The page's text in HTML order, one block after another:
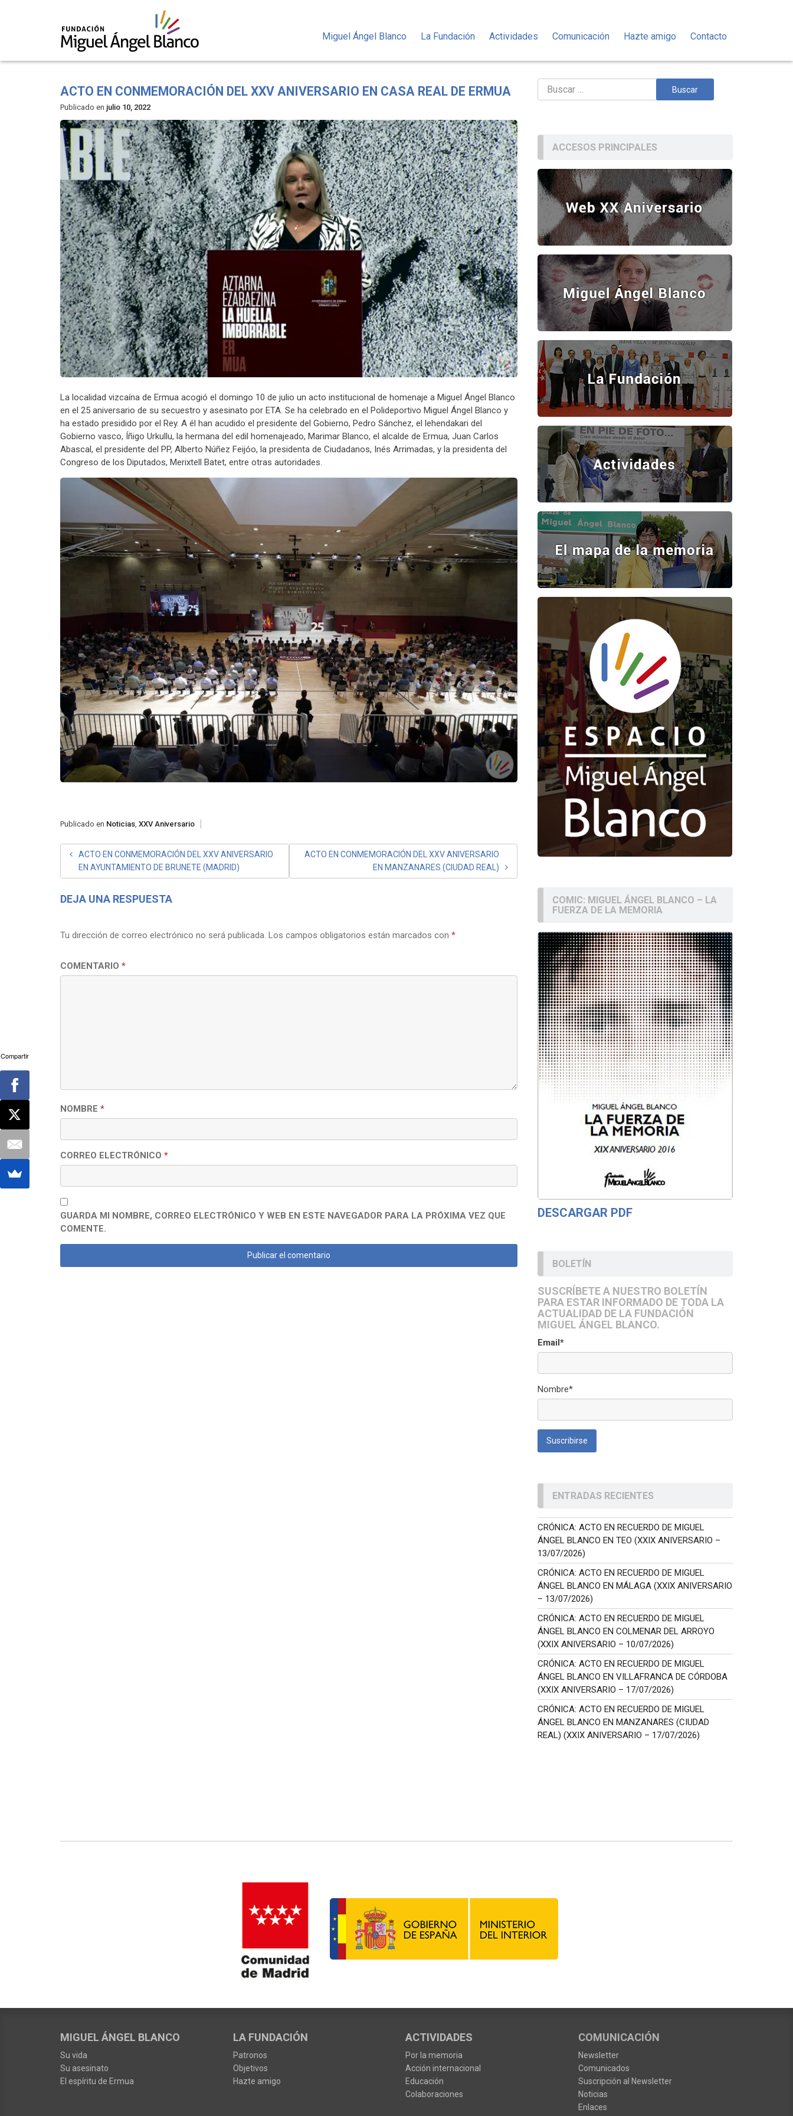
Miguel Ángel Blanco La Fundación Actividades Comunicación Hazte amigo Contacto
ACTO EN CONMEMORACIÓN DEL XXV ANIVERSARIO EN CASA REAL DE ERMUA
Publicado en julio 10, 2022
La localidad vizcaína de Ermua acogió el domingo 10 de julio un acto institucional de homenaje a Miguel Ángel Blanco
en el 25 aniversario de su secuestro y asesinato por ETA. Se ha celebrado en el Polideportivo Miguel Ángel Blanco y
ha estado presidido por el Rey. A él han acudido el presidente del Gobierno, Pedro Sánchez, el lehendakari del
Gobierno vasco, Íñigo Urkullu, la hermana del edil homenajeado, Marimar Blanco, el alcalde de Ermua, Juan Carlos
Abascal, el presidente del PP, Alberto Núñez Feijóo, la presidenta de Ciudadanos, Inés Arrimadas, y la presidenta del
Congreso de los Diputados, Merixtell Batet, entre otras autoridades.
Publicado en Noticias XXV Aniversario
NAVEGACIÓN
DE
ENTRADAS
ACTO EN CONMEMORACIÓN DEL XXV ANIVERSARIO
EN AYUNTAMIENTO DE BRUNETE (MADRID)
ACTO EN CONMEMORACIÓN DEL XXV ANIVERSARIO
EN MANZANARES (CIUDAD REAL)
DEJA UNA RESPUESTA
Tu dirección de correo electrónico no será publicada. Los campos obligatorios están marcados con *
COMENTARIO *
NOMBRE *
CORREO ELECTRÓNICO *
GUARDA MI NOMBRE, CORREO ELECTRÓNICO Y WEB EN ESTE NAVEGADOR PARA LA PRÓXIMA VEZ QUE
COMENTE.
Buscar:
ACCESOS PRINCIPALES
COMIC: MIGUEL ÁNGEL BLANCO – LA
FUERZA DE LA MEMORIA
DESCARGAR PDF
BOLETÍN
SUSCRÍBETE A NUESTRO BOLETÍN
PARA ESTAR INFORMADO DE TODA LA
ACTUALIDAD DE LA FUNDACIÓN
MIGUEL ÁNGEL BLANCO.
Email*
Nombre*
ENTRADAS RECIENTES
CRÓNICA: ACTO EN RECUERDO DE MIGUEL
ÁNGEL BLANCO EN TEO (XXIX ANIVERSARIO –
13/07/2026)
CRÓNICA: ACTO EN RECUERDO DE MIGUEL
ÁNGEL BLANCO EN MÁLAGA (XXIX ANIVERSARIO
– 13/07/2026)
CRÓNICA: ACTO EN RECUERDO DE MIGUEL
ÁNGEL BLANCO EN COLMENAR DEL ARROYO
(XXIX ANIVERSARIO – 10/07/2026)
CRÓNICA: ACTO EN RECUERDO DE MIGUEL
ÁNGEL BLANCO EN VILLAFRANCA DE CÓRDOBA
(XXIX ANIVERSARIO – 17/07/2026)
CRÓNICA: ACTO EN RECUERDO DE MIGUEL
ÁNGEL BLANCO EN MANZANARES (CIUDAD
REAL) (XXIX ANIVERSARIO – 17/07/2026)
MIGUEL ÁNGEL BLANCO
Su vida
Su asesinato
El espíritu de Ermua
LA FUNDACIÓN
Patronos
Objetivos
Hazte amigo
ACTIVIDADES
Por la memoria
Acción internacional
Educación
Colaboraciones
COMUNICACIÓN
Newsletter
Comunicados
Suscripción al Newsletter
Noticias
Enlaces
Compartir